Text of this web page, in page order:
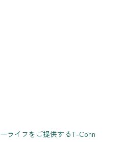
ライフをご提供するT-Conn